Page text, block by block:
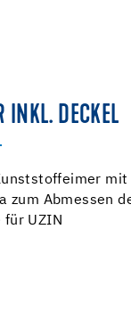
INKL. DECKEL
mit
zum Abmessen
für UZIN